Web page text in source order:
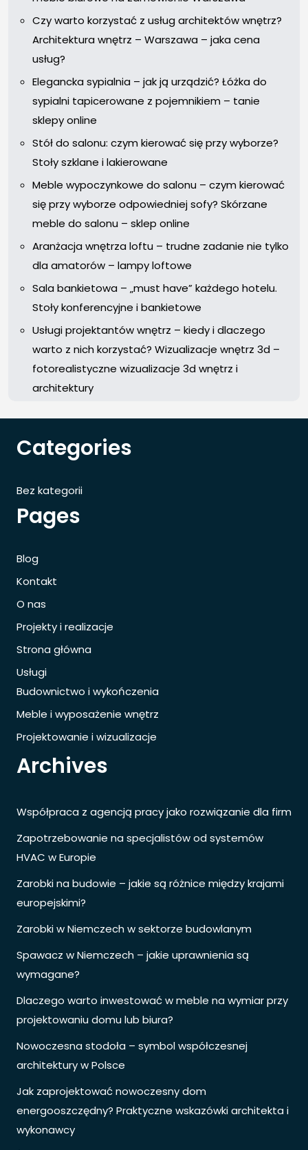
Czy warto korzystać z usług architektów wnętrz?
Architektura wnętrz – Warszawa – jaka cena
usług?
Elegancka sypialnia – jak ją urządzić? Łóżka do
sypialni tapicerowane z pojemnikiem – tanie
sklepy online
Stół do salonu: czym kierować się przy wyborze?
Stoły szklane i lakierowane
Meble wypoczynkowe do salonu – czym kierować
się przy wyborze odpowiedniej sofy? Skórzane
meble do salonu – sklep online
Aranżacja wnętrza loftu – trudne zadanie nie tylko
dla amatorów – lampy loftowe
Sala bankietowa – „must have” każdego hotelu.
Stoły konferencyjne i bankietowe
Usługi projektantów wnętrz – kiedy i dlaczego
warto z nich korzystać? Wizualizacje wnętrz 3d –
fotorealistyczne wizualizacje 3d wnętrz i
architektury
Categories
Bez kategorii
Pages
Blog
Kontakt
O nas
Projekty i realizacje
Strona główna
Usługi
Budownictwo i wykończenia
Meble i wyposażenie wnętrz
Projektowanie i wizualizacje
Archives
Współpraca z agencją pracy jako rozwiązanie dla firm
Zapotrzebowanie na specjalistów od systemów
HVAC w Europie
Zarobki na budowie – jakie są różnice między krajami
europejskimi?
Zarobki w Niemczech w sektorze budowlanym
Spawacz w Niemczech – jakie uprawnienia są
wymagane?
Dlaczego warto inwestować w meble na wymiar przy
projektowaniu domu lub biura?
Nowoczesna stodoła – symbol współczesnej
architektury w Polsce
Jak zaprojektować nowoczesny dom
energooszczędny? Praktyczne wskazówki architekta i
wykonawcy